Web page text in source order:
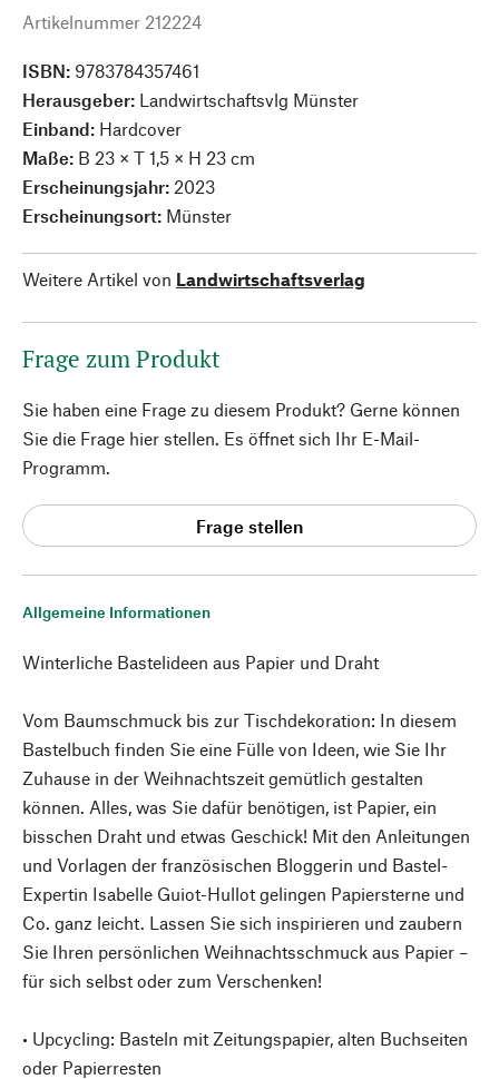
Allgemeine Informationen
Winterliche Bastelideen aus Papier und Draht
Vom Baumschmuck bis zur Tischdekoration: In diesem
Bastelbuch finden Sie eine Fülle von Ideen, wie Sie Ihr
Zuhause in der Weihnachtszeit gemütlich gestalten
können. Alles, was Sie dafür benötigen, ist Papier, ein
bisschen Draht und etwas Geschick! Mit den Anleitungen
und Vorlagen der französischen Bloggerin und Bastel-
Expertin Isabelle Guiot-Hullot gelingen Papiersterne und
Co. ganz leicht. Lassen Sie sich inspirieren und zaubern
Sie Ihren persönlichen Weihnachtsschmuck aus Papier –
für sich selbst oder zum Verschenken!
• Upcycling: Basteln mit Zeitungspapier, alten Buchseiten
oder Papierresten
Artikelnummer 212224
ISBN: 9783784357461
Herausgeber: Landwirtschaftsvlg Münster
Einband: Hardcover
Maße: B 23 × T 1,5 × H 23 cm
Erscheinungsjahr: 2023
Erscheinungsort: Münster
Weitere Artikel von Landwirtschaftsverlag
Frage zum Produkt
Sie haben eine Frage zu diesem Produkt? Gerne können
Sie die Frage hier stellen. Es öffnet sich Ihr E-Mail-
Programm.
Frage stellen